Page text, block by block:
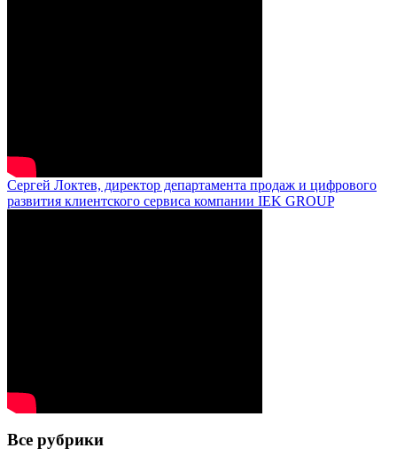
Сергей Локтев, директор департамента продаж и цифрового
развития клиентского сервиса компании IEK GROUP
Все рубрики